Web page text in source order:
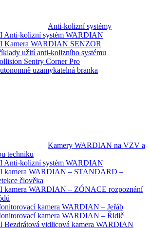
Anti-kolizní systémy
Anti-kolizní systém WARDIAN
Kamera WARDIAN SENZOR
užití anti-kolizního systému
Sentry Corner Pro
uzamykatelná branka
Kamery WARDIAN na VZV a
techniku
Anti-kolizní systém WARDIAN
kamera WARDIAN – STANDARD –
člověka
kamera WARDIAN – ZÓNACE rozpoznání
kamera WARDIAN – Jeřáb
kamera WARDIAN – Řidič
Bezdrátová vidlicová kamera WARDIAN